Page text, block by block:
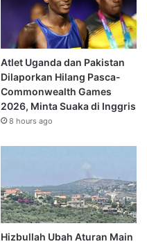
Atlet Uganda dan Pakistan
Dilaporkan Hilang Pasca-
Commonwealth Games
2026, Minta Suaka di Inggris
8 hours ago
Hizbullah Ubah Aturan Main